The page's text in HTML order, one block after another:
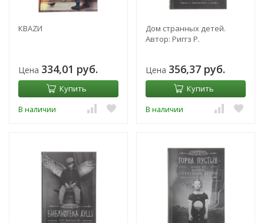
КВАZИ
Цена 334,01 руб.
Купить
В наличии
Дом странных детей.
Автор: Риггз Р.
Цена 356,37 руб.
Купить
В наличии